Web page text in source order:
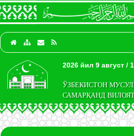
2026 йил 9 август /
ЎЗБЕКИСТОН
САМАРҚАНД